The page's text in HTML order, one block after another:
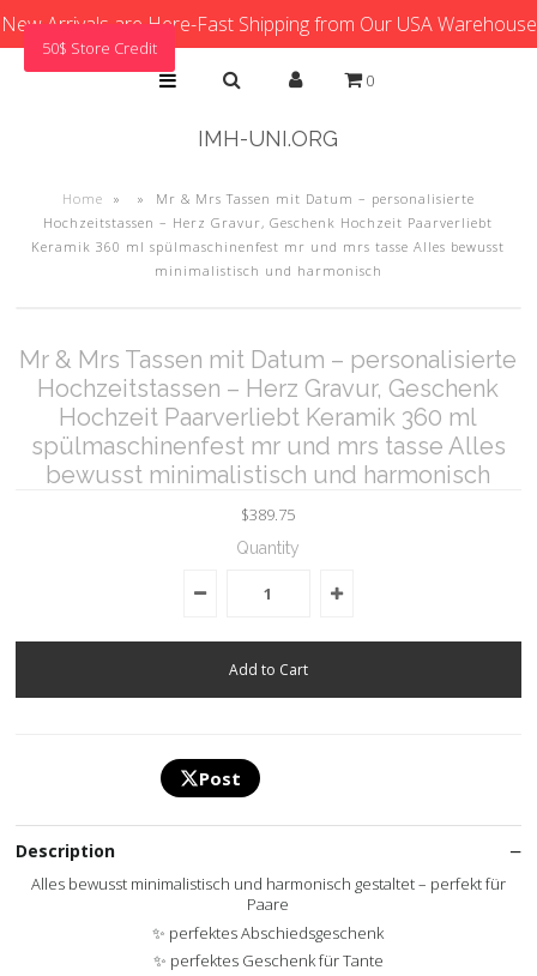
New Arrivals are Here-Fast Shipping from Our USA Warehouse
0
IMH-UNI.ORG
Home » »
Mr & Mrs Tassen mit Datum – personalisierte
Hochzeitstassen – Herz Gravur, Geschenk Hochzeit Paarverliebt
Keramik 360 ml spülmaschinenfest mr und mrs tasse Alles bewusst
minimalistisch und harmonisch
Mr & Mrs Tassen mit Datum – personalisierte
Hochzeitstassen – Herz Gravur, Geschenk
Hochzeit Paarverliebt Keramik 360 ml
spülmaschinenfest mr und mrs tasse Alles
bewusst minimalistisch und harmonisch
$389.75
Quantity
Post
Description
Alles bewusst minimalistisch und harmonisch gestaltet – perfekt für
Paare
✨ perfektes Abschiedsgeschenk
✨ perfektes Geschenk für Tante
50$ Store Credit